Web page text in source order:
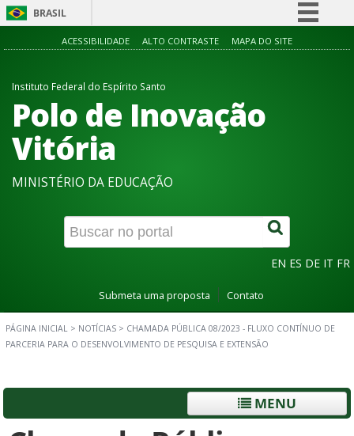
BRASIL
Simplifique!
Acesso à informação
ACESSIBILIDADE ALTO CONTRASTE MAPA DO SITE
Instituto Federal do Espírito Santo
Polo de Inovação
Vitória
MINISTÉRIO DA EDUCAÇÃO
EN ES DE IT FR
Submeta uma proposta Contato
PÁGINA INICIAL > NOTÍCIAS > CHAMADA PÚBLICA 08/2023 - FLUXO CONTÍNUO DE
PARCERIA PARA O DESENVOLVIMENTO DE PESQUISA E EXTENSÃO
MENU